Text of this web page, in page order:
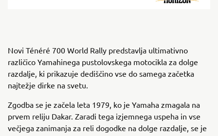
Novi Ténéré 700 World Rally predstavlja ultimativno
različico Yamahinega pustolovskega motocikla za dolge
razdalje, ki prikazuje dediščino vse do samega začetka
najtežje dirke na svetu.
Zgodba se je začela leta 1979, ko je Yamaha zmagala na
prvem reliju Dakar. Zaradi tega izjemnega uspeha in vse
večjega zanimanja za reli dogodke na dolge razdalje, se je